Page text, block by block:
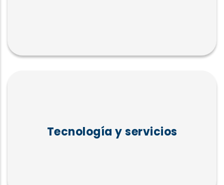
Tecnología y servicios